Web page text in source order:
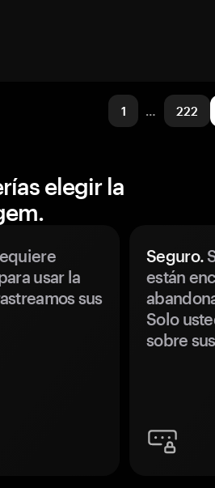
1 … 222
elegir la
usar la
sus
Seguro.
están
Solo
sobre